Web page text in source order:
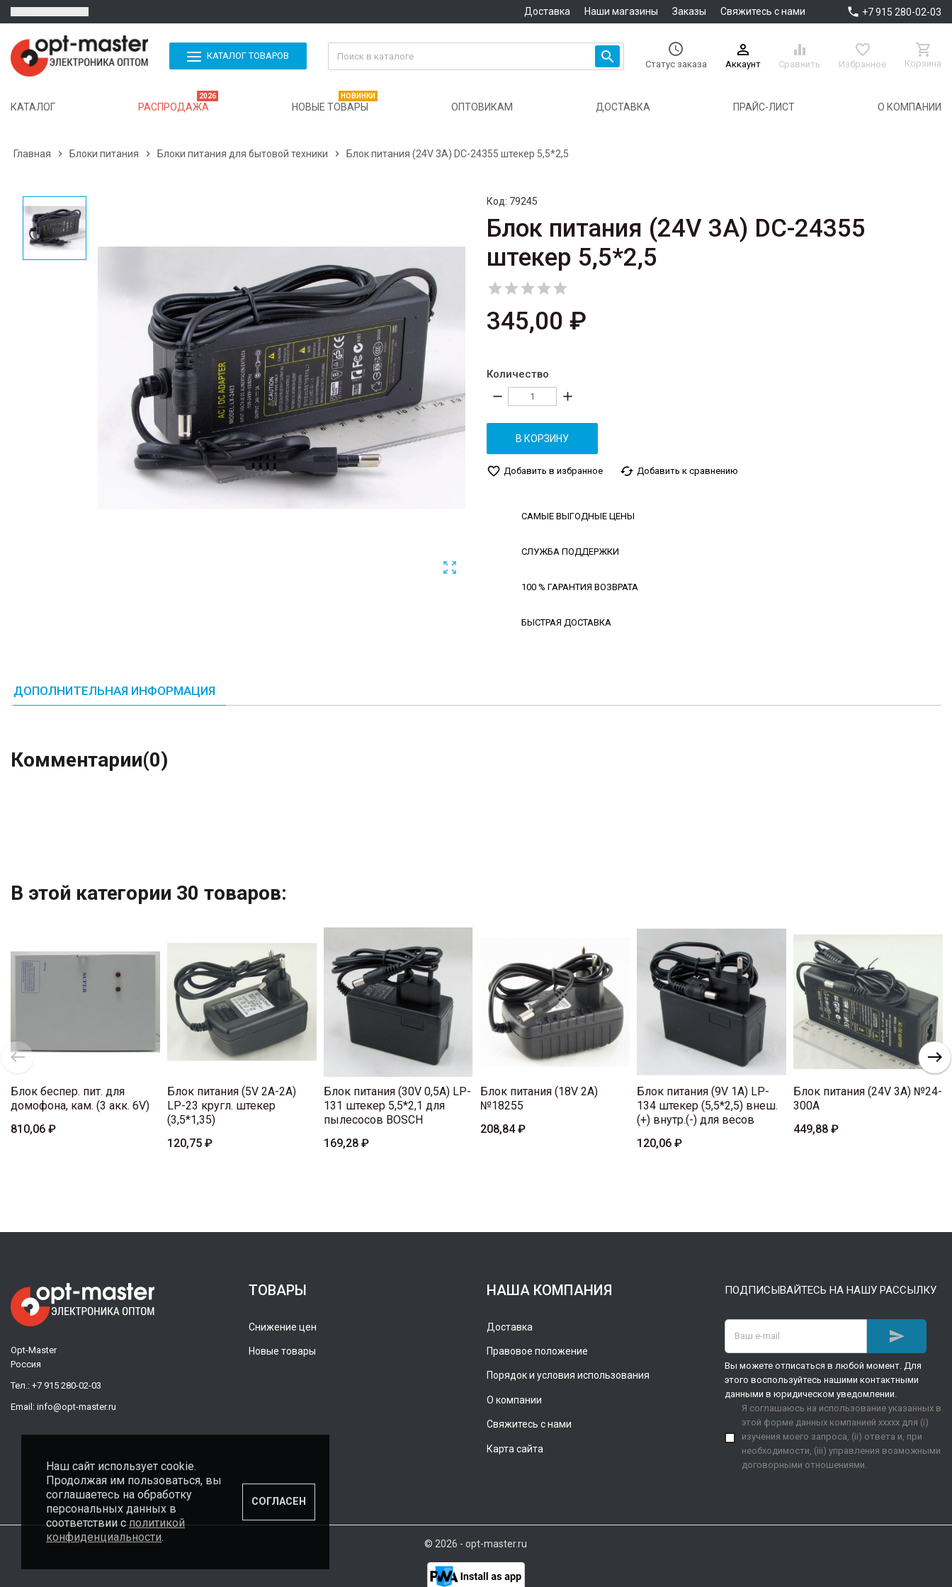
Доставка Наши магазины Заказы Свяжитесь с нами  +7 915 280-02-03
КАТАЛОГ ТОВАРОВ  
Статус заказа

Аккаунт

Сравнить

Избранное

Корзина
КАТАЛОГ РАСПРОДАЖА
2026
НОВЫЕ ТОВАРЫ
НОВИНКИ
ОПТОВИКАМ ДОСТАВКА ПРАЙС-ЛИСТ О КОМПАНИИ
Главная  Блоки питания  Блоки питания для бытовой техники  Блок питания (24V 3A) DC-24355 штекер 5,5*2,5

Код: 79245
Блок питания (24V 3A) DC-24355
штекер 5,5*2,5

345,00 ₽
Количество
remove add
В КОРЗИНУ
favorite_border Добавить в избранное cached Добавить к сравнению
САМЫЕ ВЫГОДНЫЕ ЦЕНЫ
СЛУЖБА ПОДДЕРЖКИ
100 % ГАРАНТИЯ ВОЗВРАТА
БЫСТРАЯ ДОСТАВКА
ДОПОЛНИТЕЛЬНАЯ ИНФОРМАЦИЯ
Комментарии(0)
В этой категории 30 товаров:
Блок беспер. пит. для
домофона, кам. (3 акк. 6V)
810,06 ₽
Блок питания (5V 2A-2A)
LP-23 кругл. штекер
(3,5*1,35)
120,75 ₽
Блок питания (30V 0,5A) LP-
131 штекер 5,5*2,1 для
пылесосов BOSCH
169,28 ₽
Блок питания (18V 2A)
№18255
208,84 ₽
Блок питания (9V 1A) LP-
134 штекер (5,5*2,5) внеш.
(+) внутр.(-) для весов
120,06 ₽
Блок питания (24V 3A) №24-
300A
449,88 ₽
Opt-Master
Россия
Тел.: +7 915 280-02-03
Email: info@opt-master.ru
ТОВАРЫ
Снижение цен
Новые товары
НАША КОМПАНИЯ
Доставка
Правовое положение
Порядок и условия использования
О компании
Свяжитесь с нами
Карта сайта
ПОДПИСЫВАЙТЕСЬ НА НАШУ РАССЫЛКУ

Вы можете отписаться в любой момент. Для
этого воспользуйтесь нашими контактными
данными в юридическом уведомлении.
Я соглашаюсь на использование указанных в
этой форме данных компанией xxxxx для (i)
изучения моего запроса, (ii) ответа и, при
необходимости, (iii) управления возможными
договорными отношениями.
© 2026 - opt-master.ru
Наш сайт использует cookie.
Продолжая им пользоваться, вы
соглашаетесь на обработку
персональных данных в
соответствии сполитикой
конфиденциальности.
СОГЛАСЕН